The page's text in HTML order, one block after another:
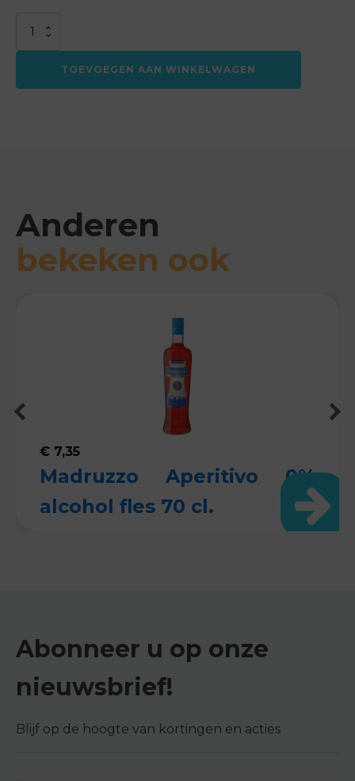
Placemats
papier
500stuks
TOEVOEGEN AAN WINKELWAGEN
Anderen
bekeken ook
€ 7,35
Madruzzo Aperitivo 0%
alcohol fles 70 cl.
Abonneer u op onze
nieuwsbrief!
Blijf op de hoogte van kortingen en acties